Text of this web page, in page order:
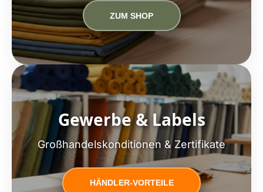
ZUM SHOP
Gewerbe & Labels
Großhandelskonditionen & Zertifikate
HÄNDLER-VORTEILE